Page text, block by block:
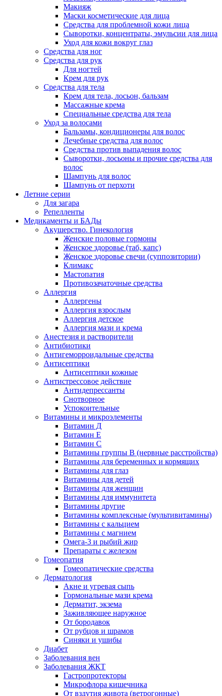
Макияж
Маски косметические для лица
Средства для проблемной кожи лица
Сыворотки, концентраты, эмульсии для лица
Уход для кожи вокруг глаз
Средства для ног
Средства для рук
Для ногтей
Крем для рук
Средства для тела
Крем для тела, лосьон, бальзам
Массажные крема
Специальные средства для тела
Уход за волосами
Бальзамы, кондиционеры для волос
Лечебные средства для волос
Средства против выпадения волос
Сыворотки, лосьоны и прочие средства для
волос
Шампунь для волос
Шампунь от перхоти
Летние серии
Для загара
Репелленты
Медикаменты и БАДы
Акушерство. Гинекология
Женские половые гормоны
Женское здоровье (таб, капс)
Женское здоровье свечи (суппозитории)
Климакс
Мастопатия
Противозачаточные средства
Аллергия
Аллергены
Аллергия взрослым
Аллергия детское
Аллергия мази и крема
Анестезия и растворители
Антибиотики
Антигеморроидальные средства
Антисептики
Антисептики кожные
Антистрессовое действие
Антидепрессанты
Снотворное
Успокоительные
Витамины и микроэлементы
Витамин Д
Витамин Е
Витамин С
Витамины группы В (нервные расстройства)
Витамины для беременных и кормящих
Витамины для глаз
Витамины для детей
Витамины для женщин
Витамины для иммунитета
Витамины другие
Витамины комплексные (мультивитамины)
Витамины с кальцием
Витамины с магнием
Омега-3 и рыбий жир
Препараты с железом
Гомеопатия
Гомеопатические средства
Дерматология
Акне и угревая сыпь
Гормональные мази крема
Дерматит, экзема
Заживляющее наружное
От бородавок
От рубцов и шрамов
Синяки и ушибы
Диабет
Заболевания вен
Заболевания ЖКТ
Гастропротекторы
Микрофлора кишечника
От вздутия живота (ветрогонные)